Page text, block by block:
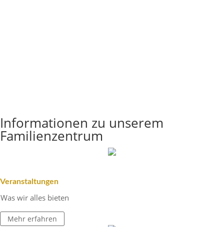
Infor­ma­tionen zu unserem
Familienzentrum
Veran­stal­tungen
Was wir alles bieten
Mehr erfahren